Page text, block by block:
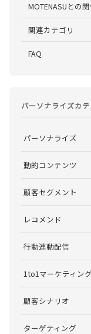
MOTENASUとの
関連カテゴリ
FAQ
パーソナライズカ
パーソナライズ
動的コンテンツ
顧客セグメント
レコメンド
行動連動配信
1to1マーケティング
顧客シナリオ
ターゲティング